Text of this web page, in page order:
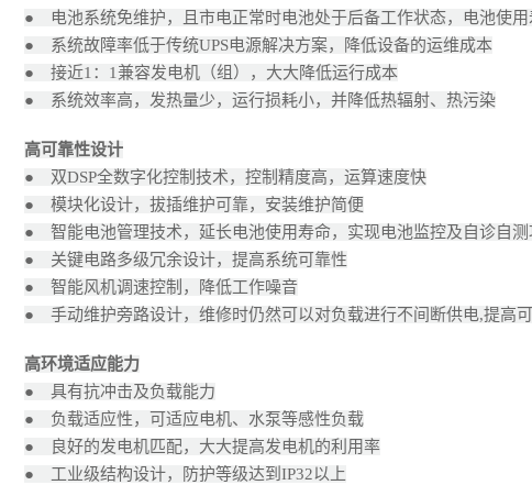
● 电池系统免维护，且市电正常时电池处于后备工作状态，电池使
● 系统故障率低于传统UPS电源解决方案，降低设备的运维成本
● 接近1：1兼容发电机（组），大大降低运行成本
● 系统效率高，发热量少，运行损耗小，并降低热辐射、热污染
高可靠性设计
● 双DSP全数字化控制技术，控制精度高，运算速度快
● 模块化设计，拔插维护可靠，安装维护简便
● 智能电池管理技术，延长电池使用寿命，实现电池监控及自诊自测
● 关键电路多级冗余设计，提高系统可靠性
● 智能风机调速控制，降低工作噪音
● 手动维护旁路设计，维修时仍然可以对负载进行不间断供电,提高
高环境适应能力
● 具有抗冲击及负载能力
● 负载适应性，可适应电机、水泵等感性负载
● 良好的发电机匹配，大大提高发电机的利用率
● 工业级结构设计，防护等级达到IP32以上